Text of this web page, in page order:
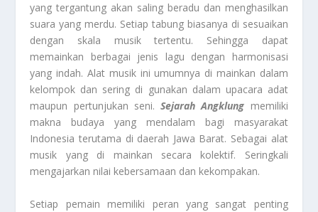
yang tergantung akan saling beradu dan menghasilkan
suara yang merdu. Setiap tabung biasanya di sesuaikan
dengan skala musik tertentu. Sehingga dapat
memainkan berbagai jenis lagu dengan harmonisasi
yang indah. Alat musik ini umumnya di mainkan dalam
kelompok dan sering di gunakan dalam upacara adat
maupun pertunjukan seni.Sejarah Angklung memiliki
makna budaya yang mendalam bagi masyarakat
Indonesia terutama di daerah Jawa Barat. Sebagai alat
musik yang di mainkan secara kolektif. Seringkali
mengajarkan nilai kebersamaan dan kekompakan.
Setiap pemain memiliki peran yang sangat penting